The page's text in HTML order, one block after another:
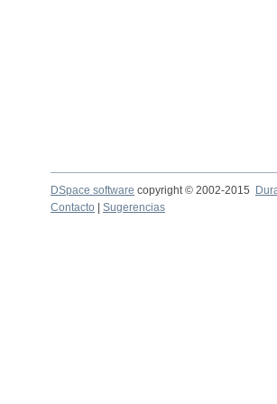
DSpace software copyright © 2002-2015
Contacto
Sugerencias